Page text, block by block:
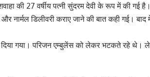
की 27 वर्षीय पत्नी सुंदरम देवी के रूप में की गई
नार्मल डिलीवरी कराए जाने की बात कही गई।
गया। परिजन एम्बुलेंस को लेकर भटकते रहे थे।